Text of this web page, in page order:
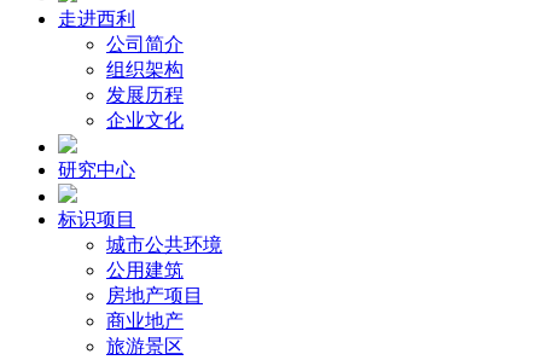
走进西利
公司简介
组织架构
发展历程
企业文化
研究中心
标识项目
城市公共环境
公用建筑
房地产项目
商业地产
旅游景区